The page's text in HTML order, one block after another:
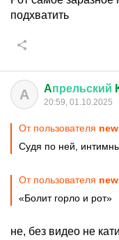
подхватить
A Aпрельский
20:59, 01.10.2025
От пользователя
Судя по ней,
От пользователя
«Болит горло и рот»
не, без видео не